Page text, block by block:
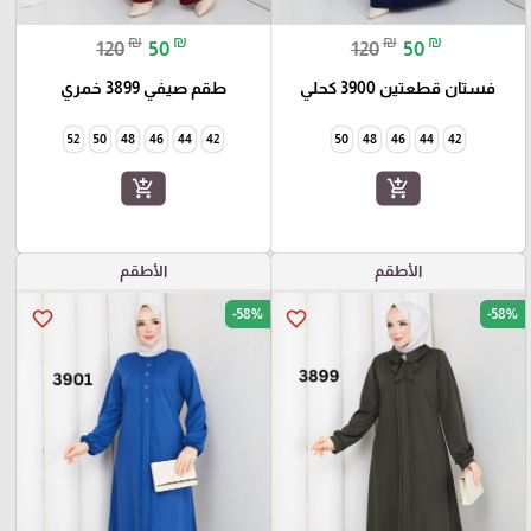
120₪ 50 ₪
فستان قطعتين 3900 كحلي
42
44
46
48
50
add_shopping_cart
120₪ 50 ₪
طقم صيفي 3899 خمري
42
44
46
48
50
52
add_shopping_cart
الأطقم
favorite_border -58%
الأطقم
favorite_border -58%